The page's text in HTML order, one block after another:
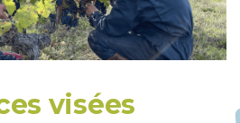
visées